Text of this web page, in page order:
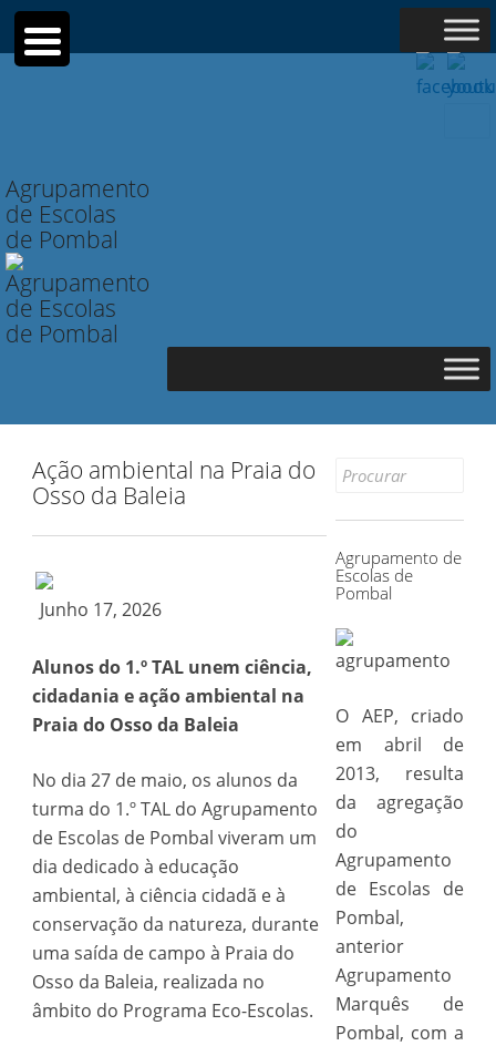
Agrupamento
de Escolas
de Pombal
Ação ambiental na Praia do
Osso da Baleia
Junho 17, 2026
Alunos do 1.º TAL unem ciência,
cidadania e ação ambiental na
Praia do Osso da Baleia
No dia 27 de maio, os alunos da
turma do 1.º TAL do Agrupamento
de Escolas de Pombal viveram um
dia dedicado à educação
ambiental, à ciência cidadã e à
conservação da natureza, durante
uma saída de campo à Praia do
Osso da Baleia, realizada no
âmbito do Programa Eco-Escolas.
Search
Agrupamento de
Escolas de
Pombal
O AEP, criado
em abril de
2013, resulta
da agregação
do
Agrupamento
de Escolas de
Pombal,
anterior
Agrupamento
Marquês de
Pombal, com a